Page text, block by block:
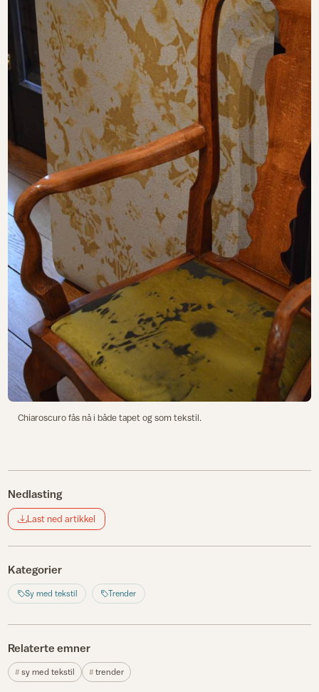
Chiaroscuro fås nå i både tapet og som tekstil.
Nedlasting
Last ned artikkel
Kategorier
Sy med tekstil Trender
Relaterte emner
sy med tekstil trender